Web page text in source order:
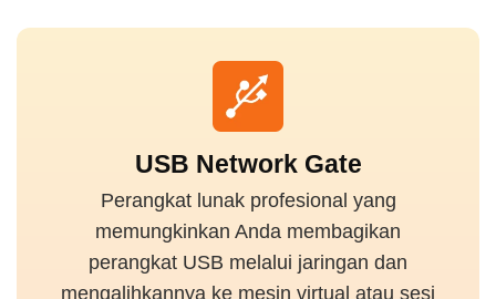
USB Network Gate
Perangkat lunak profesional yang
memungkinkan Anda membagikan
perangkat USB melalui jaringan dan
mengalihkannya ke mesin virtual atau sesi